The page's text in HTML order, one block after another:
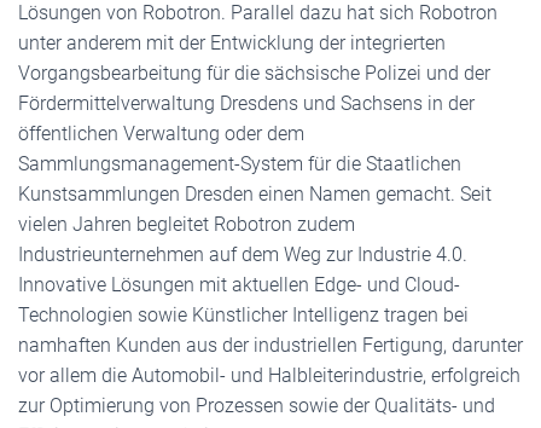
Lösungen von Robotron. Parallel dazu hat sich Robotron
unter anderem mit der Entwicklung der integrierten
Vorgangsbearbeitung für die sächsische Polizei und der
Fördermittelverwaltung Dresdens und Sachsens in der
öffentlichen Verwaltung oder dem
Sammlungsmanagement-System für die Staatlichen
Kunstsammlungen Dresden einen Namen gemacht. Seit
vielen Jahren begleitet Robotron zudem
Industrieunternehmen auf dem Weg zur Industrie 4.0.
Innovative Lösungen mit aktuellen Edge- und Cloud-
Technologien sowie Künstlicher Intelligenz tragen bei
namhaften Kunden aus der industriellen Fertigung, darunter
vor allem die Automobil- und Halbleiterindustrie, erfolgreich
zur Optimierung von Prozessen sowie der Qualitäts- und